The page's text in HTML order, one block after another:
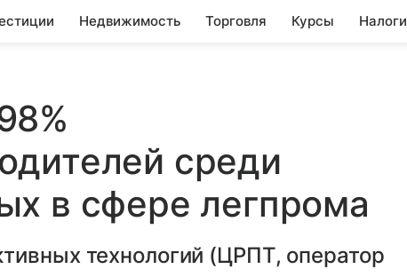
Недвижимость Торговля Курсы Налоги
среди
в сфере легпрома
технологий (ЦРПТ, оператор